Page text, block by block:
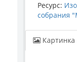
Ресурс:
собрания
Картинка